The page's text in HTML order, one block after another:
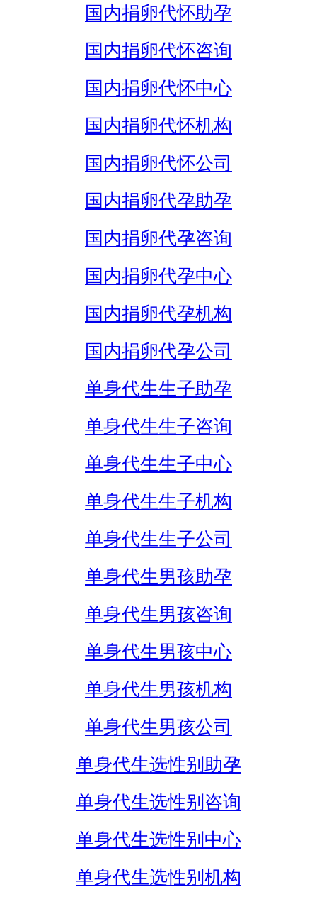
国内捐卵代怀助孕
国内捐卵代怀咨询
国内捐卵代怀中心
国内捐卵代怀机构
国内捐卵代怀公司
国内捐卵代孕助孕
国内捐卵代孕咨询
国内捐卵代孕中心
国内捐卵代孕机构
国内捐卵代孕公司
单身代生生子助孕
单身代生生子咨询
单身代生生子中心
单身代生生子机构
单身代生生子公司
单身代生男孩助孕
单身代生男孩咨询
单身代生男孩中心
单身代生男孩机构
单身代生男孩公司
单身代生选性别助孕
单身代生选性别咨询
单身代生选性别中心
单身代生选性别机构